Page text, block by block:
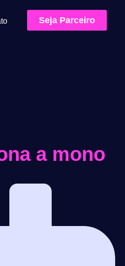
Seja Parceiro
a mono